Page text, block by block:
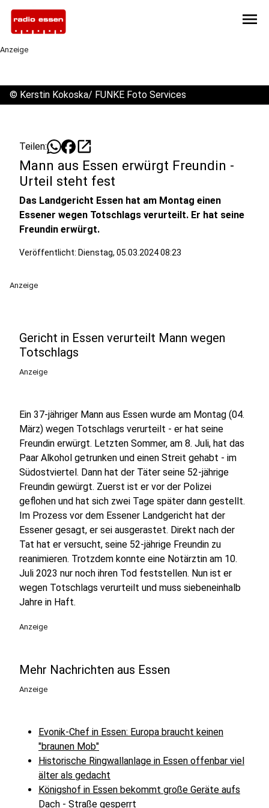
menu
Anzeige
© Kerstin Kokoska/ FUNKE Foto Services
Teilen: open_in_new
Mann aus Essen erwürgt Freundin -
Urteil steht fest
Das Landgericht Essen hat am Montag einen
Essener wegen Totschlags verurteilt. Er hat seine
Freundin erwürgt.
Veröffentlicht: Dienstag, 05.03.2024 08:23
Anzeige
Gericht in Essen verurteilt Mann wegen
Totschlags
Anzeige
Ein 37-jähriger Mann aus Essen wurde am Montag (04.
März) wegen Totschlags verurteilt - er hat seine
Freundin erwürgt. Letzten Sommer, am 8. Juli, hat das
Paar Alkohol getrunken und einen Streit gehabt - im
Südostviertel. Dann hat der Täter seine 52-jährige
Freundin gewürgt. Zuerst ist er vor der Polizei
geflohen und hat sich zwei Tage später dann gestellt.
Im Prozess vor dem Essener Landgericht hat der
Essener gesagt, er sei ausgerastet. Direkt nach der
Tat hat er versucht, seine 52-jährige Freundin zu
reanimieren. Trotzdem konnte eine Notärztin am 10.
Juli 2023 nur noch ihren Tod feststellen. Nun ist er
wegen Totschlags verurteilt und muss siebeneinhalb
Jahre in Haft.
Anzeige
Mehr Nachrichten aus Essen
Anzeige
Evonik-Chef in Essen: Europa braucht keinen
"braunen Mob"
Historische Ringwallanlage in Essen offenbar viel
älter als gedacht
Königshof in Essen bekommt große Geräte aufs
Dach - Straße gesperrt